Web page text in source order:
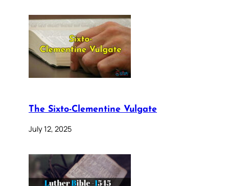
The Sixto-Clementine Vulgate
July 12, 2025